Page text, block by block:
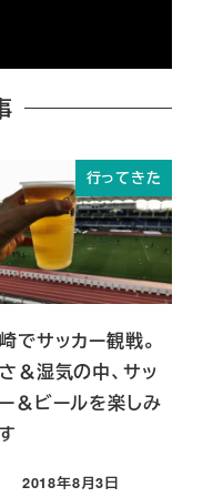
行ってきた
でサッカー観戦。
＆湿気の中、サッ
＆ビールを楽しみ
2018年8月3日